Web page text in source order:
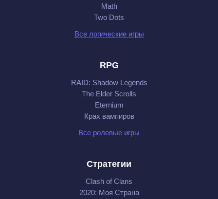
Math
Two Dots
Все логические игры
RPG
RAID: Shadow Legends
The Elder Scrolls
Eternium
Крах вампиров
Все ролевые игры
Стратегии
Clash of Clans
2020: Моя Cтрана